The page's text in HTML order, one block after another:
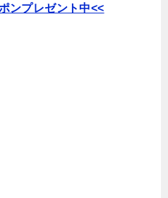
ンプレゼント中<<